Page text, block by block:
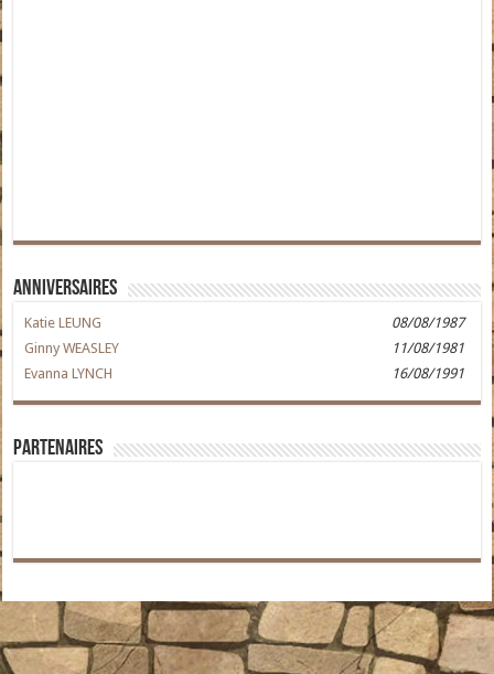
Anniversaires
Katie LEUNG
08/08/1987
Ginny WEASLEY
11/08/1981
Evanna LYNCH
16/08/1991
Partenaires